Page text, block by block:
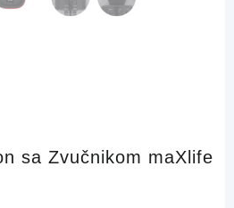
sa Zvučnikom maXlife